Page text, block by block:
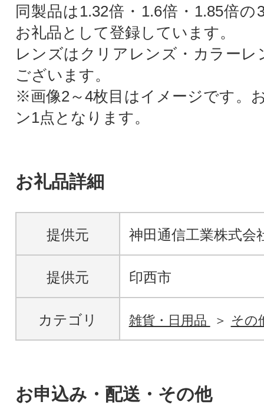
同製品は1.32倍・1.6倍・1.85倍
お礼品として登録しています。
レンズはクリアレンズ・カラーレ
ございます。
※画像2～4枚目はイメージです。
ン1点となります。
お礼品詳細
提供元 神田通信工業株式会
提供元 印西市
カテゴリ 雑貨・日用品 その
お申込み・配送・その他